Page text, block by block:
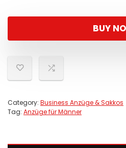
BUY
Category: Business Anzüge & Sakkos
Tag: Anzüge für Männer